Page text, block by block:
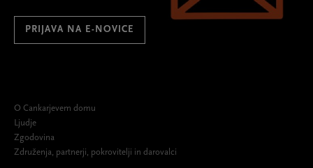
PRIJAVA NA E-NOVICE
O Cankarjevem domu
Ljudje
Zgodovina
Združenja, partnerji, pokrovitelji in darovalci